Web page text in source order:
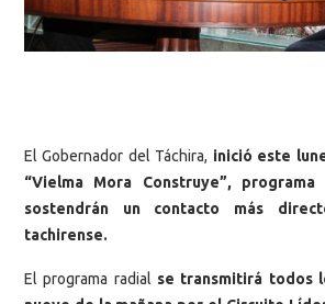
El Gobernador del Táchira, inició este
“Vielma Mora Construye”,
sostendrán un contacto más
tachirense.
El programa radial se transmitirá todos